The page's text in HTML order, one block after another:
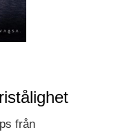
från